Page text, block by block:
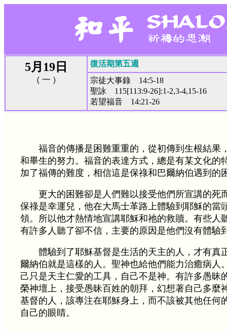
5月19日
（ 一 ）
復活期第五週
宗徒大事錄 14:5-18
聖詠 115[113:9-26]:1-2,3-4,15-16
若望福音 14:21-26
福音的傳播是困難重重的，從初傳到生根結果
和畢生的努力。福音的表達方式，總是有某文化的
加了福傳的難度，相信這是保祿和巴爾納伯遇到的
更大的困難卻是人們難以接受他們所宣講的死
保祿是幸運兒，他在大馬士革路上體驗到耶穌的當
領。所以他才熱情地宣講耶穌和祂的救贖。有些人
有許多人聽了卻不信，主要的原因是他們沒有體驗
體驗到了耶穌基督是生活的天主的人，才有真
爾納伯就是這樣的人。聖神也給他們能力治癒病人
己只是天主仁愛的工具，自己不是神。有許多愚昧
榮神壇上，接受愚昧百姓的朝拜，幻想著自己多麼
基督的人，該專注在耶穌身上，而不該被其他任何
自己的眼睛。